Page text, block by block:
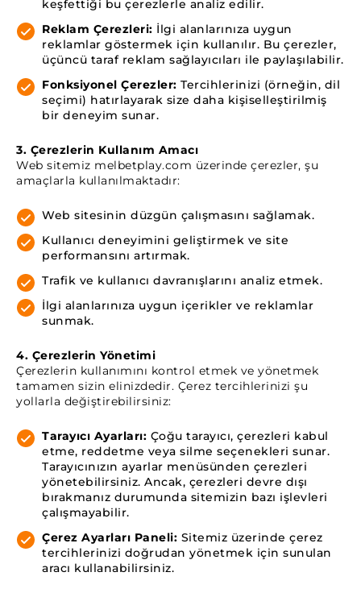
keşfettiği bu çerezlerle analiz edilir.
Reklam Çerezleri: İlgi alanlarınıza uygun
reklamlar göstermek için kullanılır. Bu çerezler,
üçüncü taraf reklam sağlayıcıları ile paylaşılabilir.
Fonksiyonel Çerezler: Tercihlerinizi (örneğin, dil
seçimi) hatırlayarak size daha kişiselleştirilmiş
bir deneyim sunar.
3. Çerezlerin Kullanım Amacı
Web sitemiz melbetplay.com üzerinde çerezler, şu
amaçlarla kullanılmaktadır:
Web sitesinin düzgün çalışmasını sağlamak.
Kullanıcı deneyimini geliştirmek ve site
performansını artırmak.
Trafik ve kullanıcı davranışlarını analiz etmek.
İlgi alanlarınıza uygun içerikler ve reklamlar
sunmak.
4. Çerezlerin Yönetimi
Çerezlerin kullanımını kontrol etmek ve yönetmek
tamamen sizin elinizdedir. Çerez tercihlerinizi şu
yollarla değiştirebilirsiniz:
Tarayıcı Ayarları: Çoğu tarayıcı, çerezleri kabul
etme, reddetme veya silme seçenekleri sunar.
Tarayıcınızın ayarlar menüsünden çerezleri
yönetebilirsiniz. Ancak, çerezleri devre dışı
bırakmanız durumunda sitemizin bazı işlevleri
çalışmayabilir.
Çerez Ayarları Paneli: Sitemiz üzerinde çerez
tercihlerinizi doğrudan yönetmek için sunulan
aracı kullanabilirsiniz.